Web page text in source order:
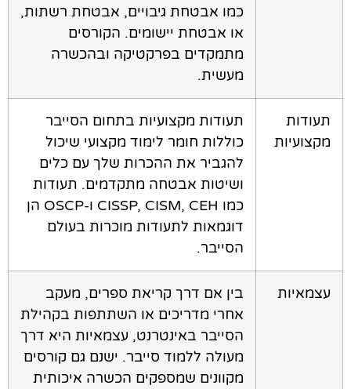
כמו אבטחת גיבויים, אבטחת רשתות,
או אבטחת יישומים. הקורסים
מתמקדים בפרקטיקה ובהכשרה
מעשית.
תעודות
מקצועיות
תעודות מקצועיות בתחום הסייבר
כוללות חומר לימוד מקצועי שיכול
להגביר את ההכרות שלך עם כלים
ושיטות אבטחה מתקדמים. תעודות
כמו CISSP, CISM, CEH ו-OSCP הן
דוגמאות לתעודות מוכרות בעולם
הסייבר.
עצמאיות
בין אם דרך קריאת ספרים, מעקב
אחרי מדריכים או השתתפות בקהילת
הסייבר באינטרנט, עצמאיות היא דרך
מעולה ללמוד סייבר. ישנם גם קורסים
מקוונים שמספקים הכשרה איכותית